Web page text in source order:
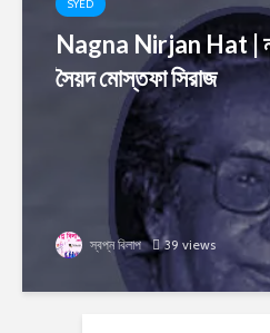
SYED
Nagna Nirjan Hat |
সৈয়দ মোস্তফা সিরাজ
স্বপ্ন বিলাপ 39 views